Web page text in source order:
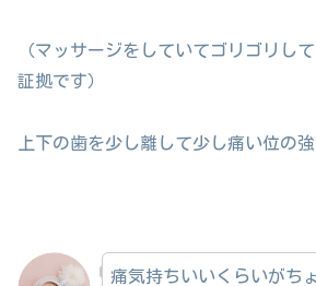
（マッサージをしていてゴリゴリし
証拠です）
上下の歯を少し離して少し痛い位の
痛気持ちいいくらいがち